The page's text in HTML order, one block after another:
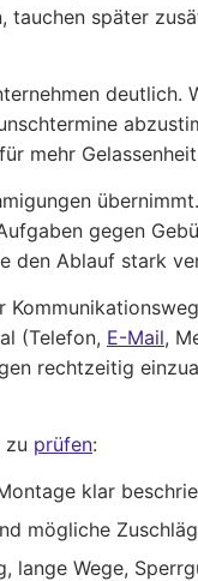
später
mehr
gegen
den Ablauf stark
(Telefon, E-Mail,
rechtzeitig
zu prüfen:
klar
mögliche
lange Wege,